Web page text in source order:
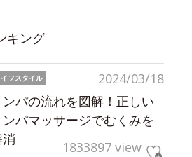
キング
2024/03/18
フスタイル
ンパの流れを図解！正しい
ンパマッサージでむくみを
1833897 view